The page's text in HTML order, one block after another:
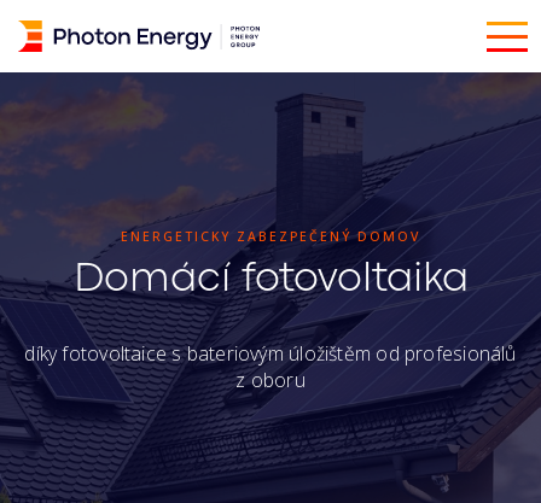
ENERGETICKY ZABEZPEČENÝ DOMOV
Domácí fotovoltaika
díky fotovoltaice s bateriovým úložištěm od profesionálů
z oboru